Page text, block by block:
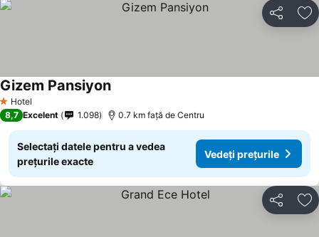
Distribuiți
1 Stele
Hotel
Gizem PansiyonVedeți prețurile
8,7 Excelent 1.098 0.7 km faţă de Centru
Selectați datele pentru a vedea
prețurile exacte
Vedeți prețurile
Distribuiți